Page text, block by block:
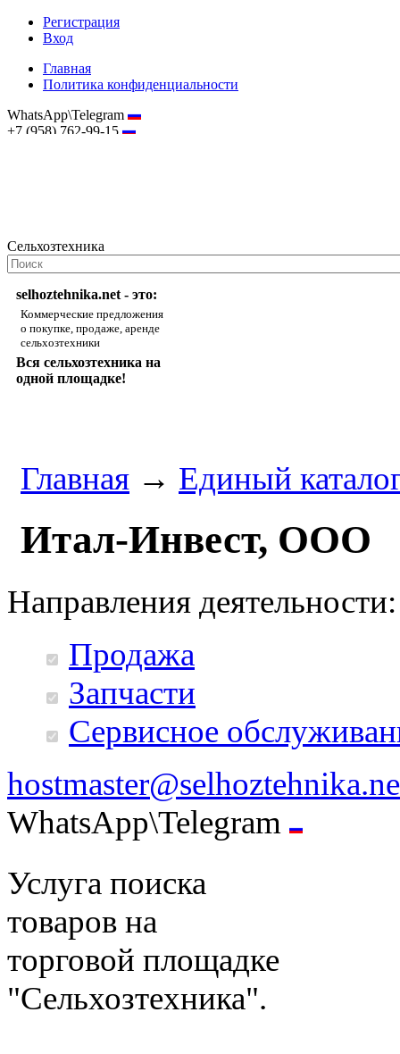
Регистрация
Вход
Главная
Политика конфиденциальности
WhatsApp\Telegram
+7 (958) 762-99-15
Сельхозтехника
selhoztehnika.net - это:
Коммерческие предложения
о покупке, продаже, аренде
сельхозтехники
Вся сельхозтехника на
одной площадке!
Главная → Единый
Итал-Инвест, ООО
Направления деятельности:
Продажа
Запчасти
Сервисное
WhatsApp\Telegram
Услуга поиска
товаров на
торговой площадке
"Сельхозтехника".